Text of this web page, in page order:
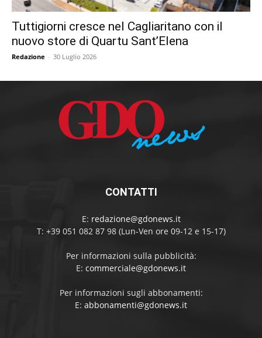
Tuttigiorni cresce nel Cagliaritano con il
nuovo store di Quartu Sant’Elena
Redazione - 30 Luglio 2026
CONTATTI
E: redazione@gdonews.it
T: +39 051 082 87 98 (Lun-Ven ore 09-12 e 15-17)
Per informazioni sulla pubblicità:
E: commerciale@gdonews.it
Per informazioni sugli abbonamenti:
E: abbonamenti@gdonews.it